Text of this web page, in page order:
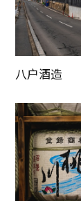
八户酒造